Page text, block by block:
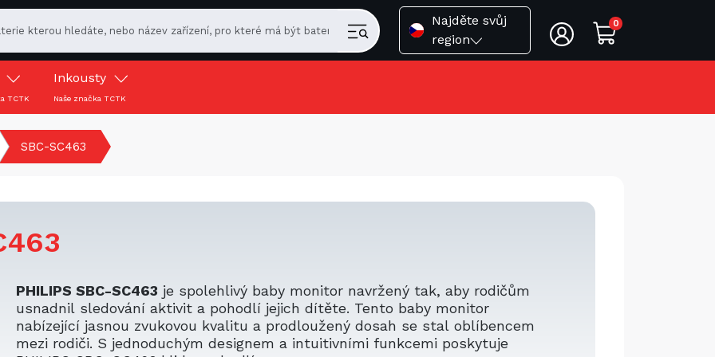
Najděte svůj
region
0
TCTK
Inkousty
Naše značka TCTK
SBC-SC463
PHILIPS SBC-SC463 je spolehlivý baby monitor navržený tak, aby rodičům
usnadnil sledování aktivit a pohodlí jejich dítěte. Tento baby monitor
nabízející jasnou zvukovou kvalitu a prodloužený dosah se stal oblíbencem
mezi rodiči. S jednoduchým designem a intuitivními funkcemi poskytuje